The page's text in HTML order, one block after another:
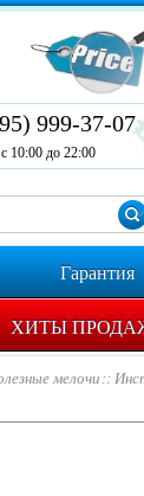
999-37-07
с 10:00 до 22:00
Гарантия
ХИТЫ
мелочи